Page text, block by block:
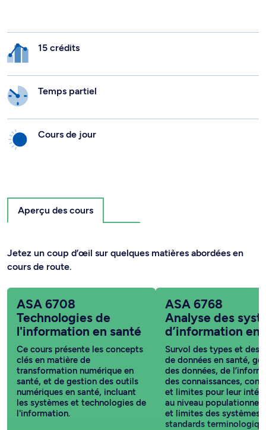
15 crédits
Temps partiel
Cours de jour
Aperçu des cours
Jetez un coup d’œil sur quelques matières abordées en
cours de route.
ASA 6708
Technologies de
l'information en santé
Ce cours présente les concepts
clés en matière de
transformation numérique en
santé, et de gestion des outils
numériques en santé, incluant
les systèmes et technologies de
l'information.
ASA 6768
Analyse des
d’information en
Survol des types et des
de données en santé,
des données, de
des connaissances,
et limites pour leur
au niveau populationnel,
et limites des systèmes
standards